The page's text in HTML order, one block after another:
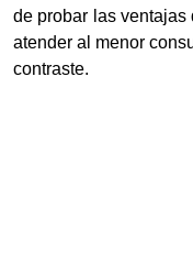
de probar las
atender al menor
contraste.